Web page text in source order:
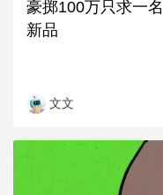
豪掷100万只求一
新品
文文